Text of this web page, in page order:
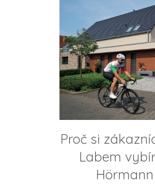
Proč si
Labem
Hörmann